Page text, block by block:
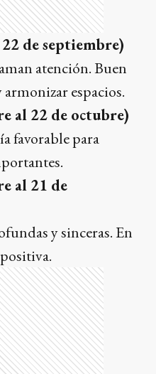
de septiembre)
atención. Buen
espacios.
al 22 de octubre)
favorable para
al 21 de
y sinceras. En